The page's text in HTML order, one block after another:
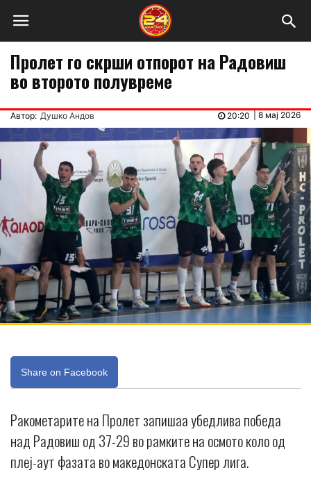
Пролет го скрши отпорот на Радовиш
во второто полувреме
Автор: Душко Андов 8 мај 2026
20:20
Share on Facebook
Ракометарите на Пролет запишаа убедлива победа
над Радовиш од 37-29 во рамките на осмото коло од
плеј-аут фазата во македонската Супер лига.